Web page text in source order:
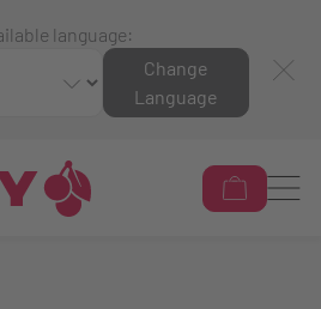
language:
Change
Language